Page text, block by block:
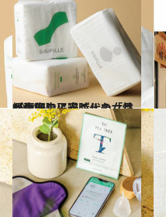
2024.6.2
【画像】平安時代の女性が生理中に過ごした「月経小屋」
ビューティ＆ヘルス